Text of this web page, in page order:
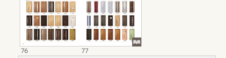
76
77